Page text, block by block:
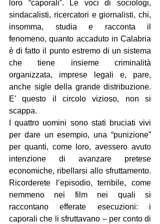
loro “caporali”. Le voci di sociologi,
sindacalisti, ricercatori e giornalisti, chi,
insomma, studia e racconta il
fenomeno, quanto accaduto in Calabria
è di fatto il punto estremo di un sistema
che tiene insieme criminalità
organizzata, imprese legali e, pare,
anche sigle della grande distribuzione.
E’ questo il circolo vizioso, non si
scappa.
I quattro uomini sono stati bruciati vivi
per dare un esempio, una “punizione”
per quanti, come loro, avessero avuto
intenzione di avanzare pretese
economiche, ribellarsi allo sfruttamento.
Ricorderete l’episodio, terribile, come
nemmeno nei film nei quali si
raccontano efferate esecuzioni: i
caporali che li sfruttavano – per conto di